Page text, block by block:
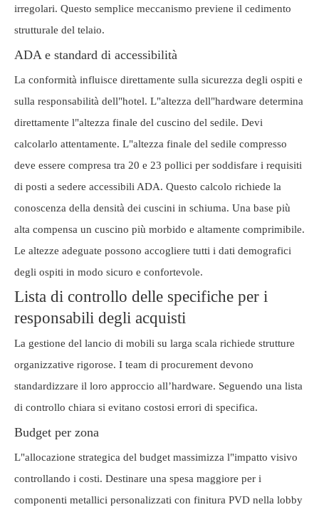
irregolari. Questo semplice meccanismo previene il cedimento
strutturale del telaio.
ADA e standard di accessibilità
La conformità influisce direttamente sulla sicurezza degli ospiti e
sulla responsabilità dell"hotel. L"altezza dell"hardware determina
direttamente l"altezza finale del cuscino del sedile. Devi
calcolarlo attentamente. L"altezza finale del sedile compresso
deve essere compresa tra 20 e 23 pollici per soddisfare i requisiti
di posti a sedere accessibili ADA. Questo calcolo richiede la
conoscenza della densità dei cuscini in schiuma. Una base più
alta compensa un cuscino più morbido e altamente comprimibile.
Le altezze adeguate possono accogliere tutti i dati demografici
degli ospiti in modo sicuro e confortevole.
Lista di controllo delle specifiche per i
responsabili degli acquisti
La gestione del lancio di mobili su larga scala richiede strutture
organizzative rigorose. I team di procurement devono
standardizzare il loro approccio all’hardware. Seguendo una lista
di controllo chiara si evitano costosi errori di specifica.
Budget per zona
L"allocazione strategica del budget massimizza l"impatto visivo
controllando i costi. Destinare una spesa maggiore per i
componenti metallici personalizzati con finitura PVD nella lobby